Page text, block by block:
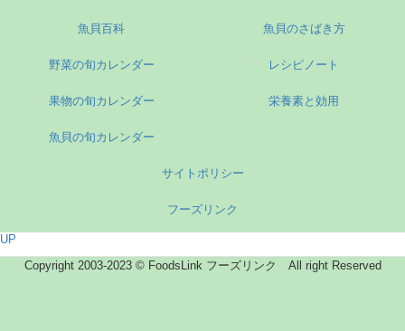
魚貝百科 魚貝のさばき方
野菜の旬カレンダー
果物の旬カレンダー
魚貝の旬カレンダー
レシピノート
栄養素と効用
サイトポリシー
フーズリンク
UP
Copyright 2003-2023 © FoodsLink フーズリンク All right Reserved